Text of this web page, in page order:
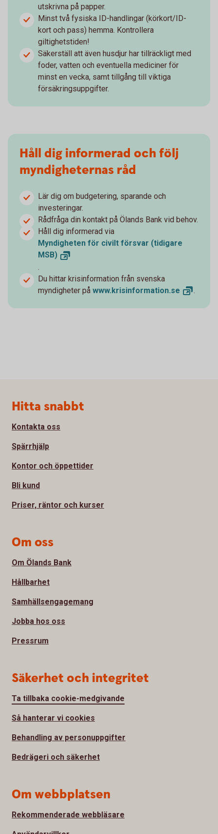
utskrivna på papper.
Minst två fysiska ID-handlingar (körkort/ID-
kort och pass) hemma. Kontrollera
giltighetstiden!
Säkerställ att även husdjur har tillräckligt med
foder, vatten och eventuella mediciner för
minst en vecka, samt tillgång till viktiga
försäkringsuppgifter.
Håll dig informerad och följ
myndigheternas råd
Lär dig om budgetering, sparande och
investeringar.
Rådfråga din kontakt på Ölands Bank vid behov.
Håll dig informerad via
Myndigheten för civilt försvar (tidigare
MSB)
.
Du hittar krisinformation från svenska
myndigheter på www.krisinformation.se .
Sidfot
Hitta snabbt
Kontakta oss
Spärrhjälp
Kontor och öppettider
Bli kund
Priser, räntor och kurser
Om oss
Om Ölands Bank
Hållbarhet
Samhällsengagemang
Jobba hos oss
Pressrum
Säkerhet och integritet
Ta tillbaka cookie-medgivande
Så hanterar vi cookies
Behandling av personuppgifter
Bedrägeri och säkerhet
Om webbplatsen
Rekommenderade webbläsare